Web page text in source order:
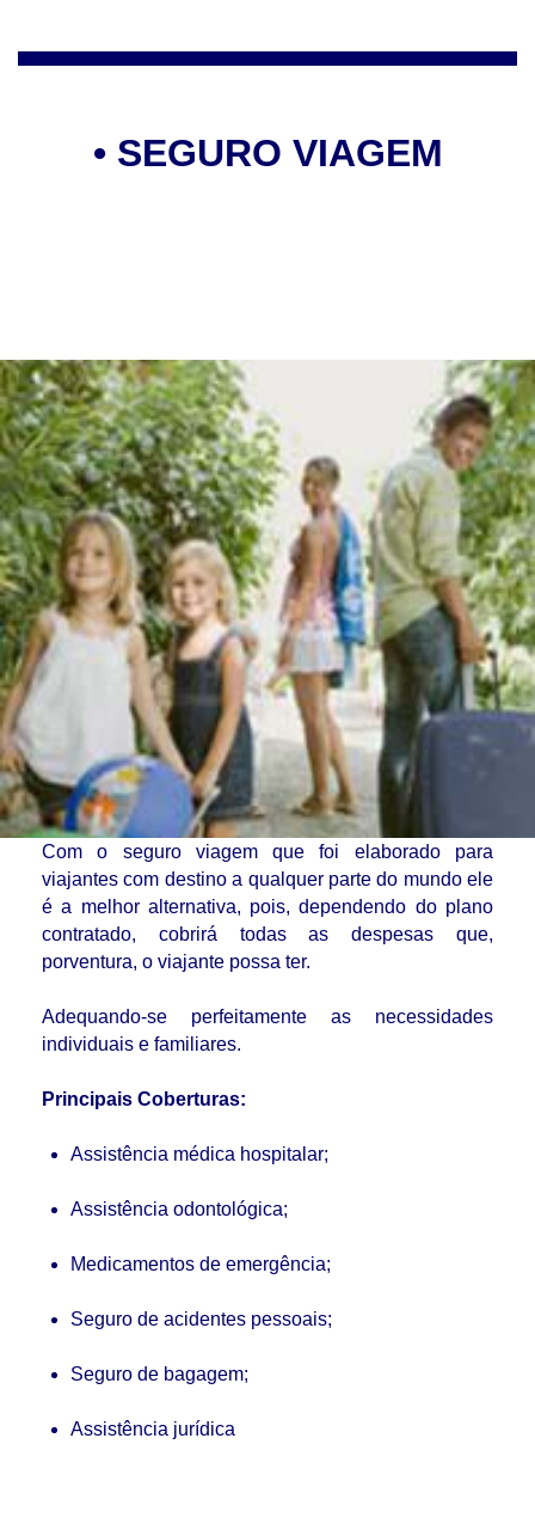
• SEGURO VIAGEM
Com o seguro viagem que foi elaborado para
viajantes com destino a qualquer parte do mundo ele
é a melhor alternativa, pois, dependendo do plano
contratado, cobrirá todas as despesas que,
porventura, o viajante possa ter.
Adequando-se perfeitamente as necessidades
individuais e familiares.
Principais Coberturas:
Assistência médica hospitalar;
Assistência odontológica;
Medicamentos de emergência;
Seguro de acidentes pessoais;
Seguro de bagagem;
Assistência jurídica